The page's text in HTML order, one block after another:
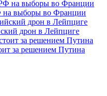
на выборы во Франции
дрон в Лейпциге
за решением Путина